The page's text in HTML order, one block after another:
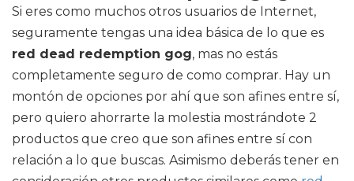
Si eres como muchos otros usuarios de Internet,
seguramente tengas una idea básica de lo que es
red dead redemption gog, mas no estás
completamente seguro de como comprar. Hay un
montón de opciones por ahí que son afines entre sí,
pero quiero ahorrarte la molestia mostrándote 2
productos que creo que son afines entre sí con
relación a lo que buscas. Asimismo deberás tener en